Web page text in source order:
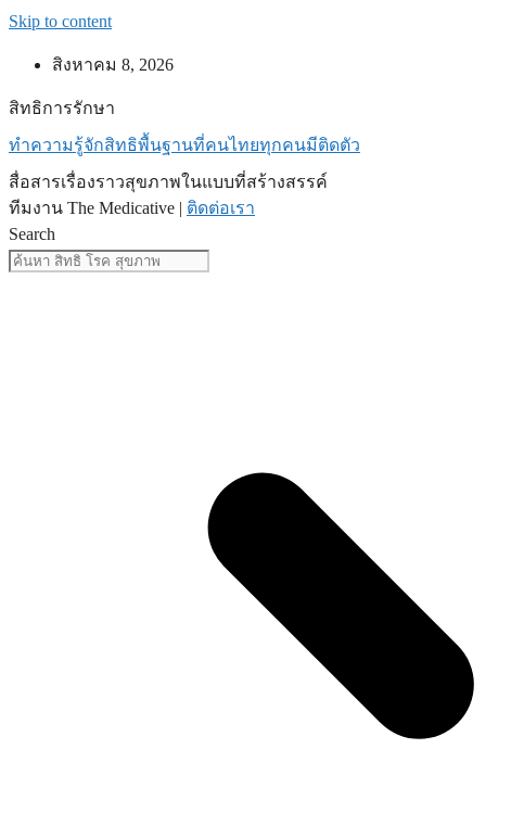
Skip to content
สิงหาคม 8, 2026
สิทธิการรักษา
ทำความรู้จักสิทธิพื้นฐานที่คนไทยทุกคนมีติดตัว
สื่อสารเรื่องราวสุขภาพในแบบที่สร้างสรรค์
ทีมงาน The Medicative | ติดต่อเรา
Search